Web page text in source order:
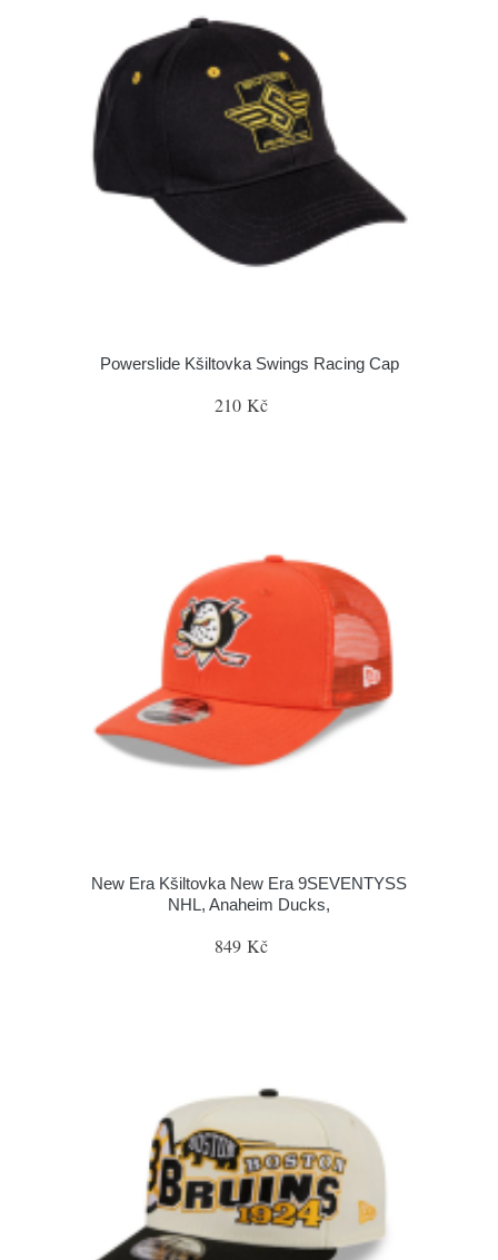
Powerslide Kšiltovka Swings Racing Cap
210 Kč
New Era Kšiltovka New Era 9SEVENTYSS
NHL, Anaheim Ducks,
849 Kč